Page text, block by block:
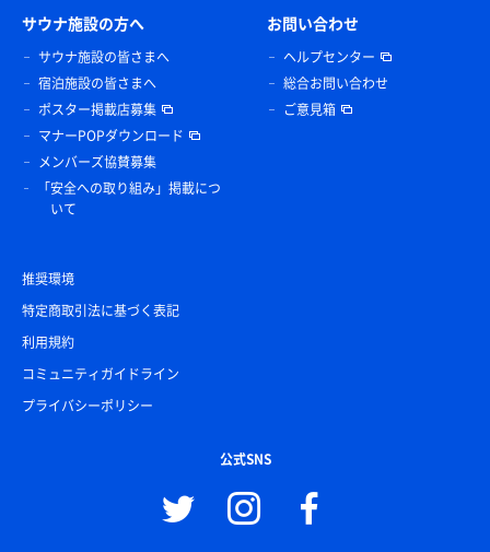
サウナ施設の方へ
サウナ施設の皆さまへ
宿泊施設の皆さまへ
ポスター掲載店募集
マナーPOPダウンロード
メンバーズ協賛募集
「安全への取り組み」掲載につ
いて
お問い合わせ
ヘルプセンター
総合お問い合わせ
ご意見箱
推奨環境
特定商取引法に基づく表記
利用規約
コミュニティガイドライン
プライバシーポリシー
公式SNS